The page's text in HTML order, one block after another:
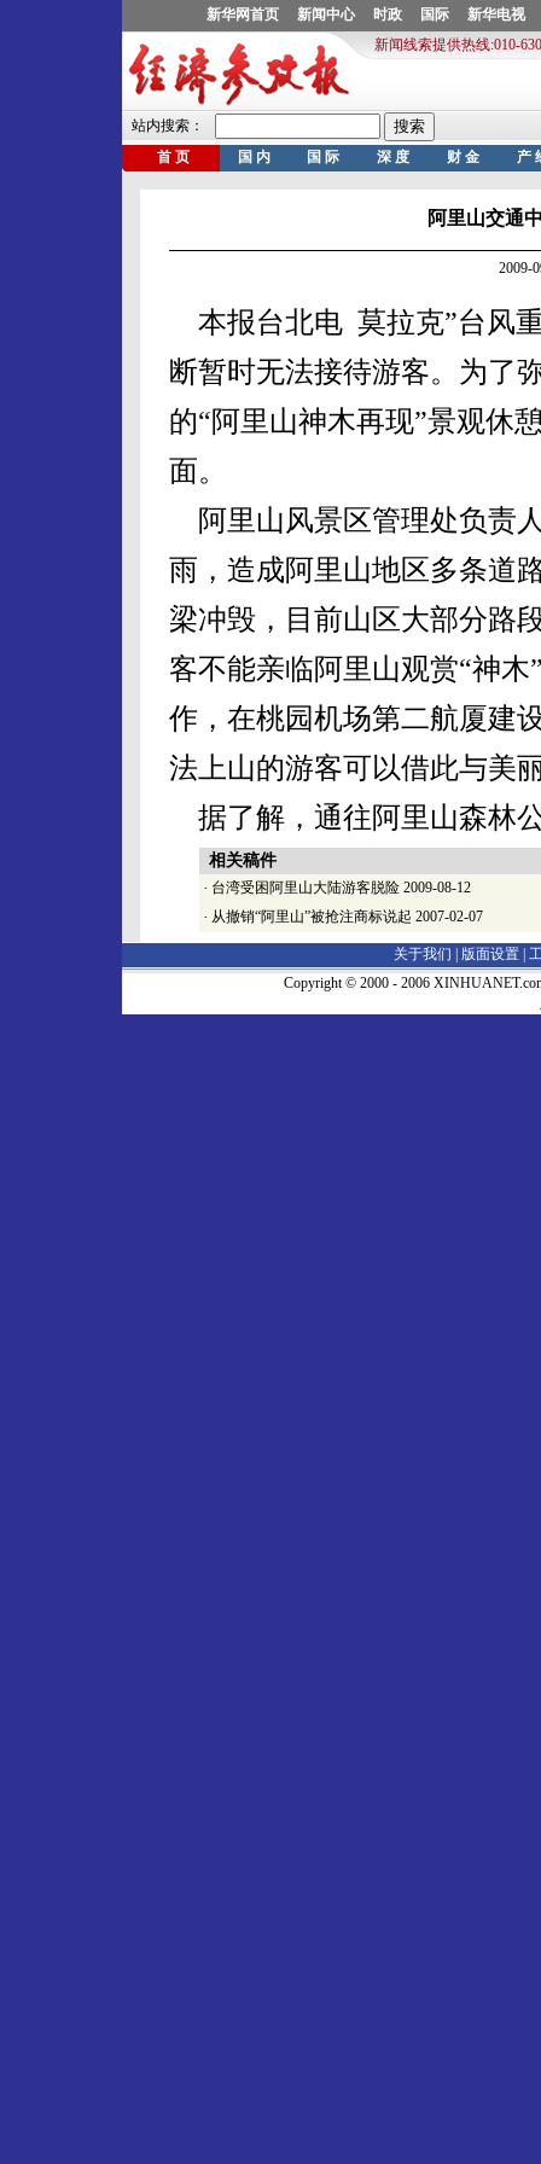
阿里山交通
2009-
本报台北电 莫拉克”台风
断暂时无法接待游客。为了
的“阿里山神木再现”景观休
面。
阿里山风景区管理处负责
雨，造成阿里山地区多条道
梁冲毁，目前山区大部分路
客不能亲临阿里山观赏“神
作，在桃园机场第二航厦建
法上山的游客可以借此与美
据了解，通往阿里山森林
相关稿件
· 台湾受困阿里山大陆游客脱险 2009-08-12
· 从撤销“阿里山”被抢注商标说起 2007-02-07
关于我们 | 版面设置
Copyright © 2000 - 2006